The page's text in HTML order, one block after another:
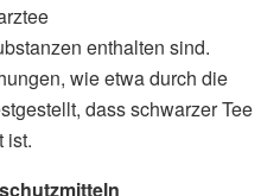
enthalten sind.
wie etwa durch die
dass schwarzer Tee
ist.